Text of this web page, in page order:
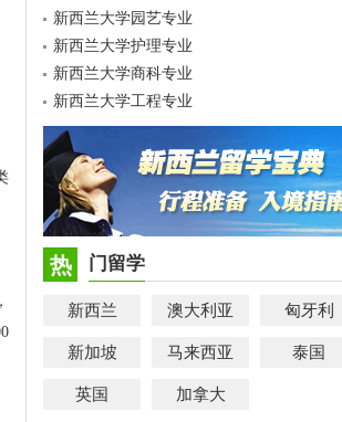
新西兰大学园艺专业
新西兰大学护理专业
新西兰大学商科专业
新西兰大学工程专业
热 门留学
新西兰 澳大利亚 匈牙利
新加坡 马来西亚 泰国
英国 加拿大